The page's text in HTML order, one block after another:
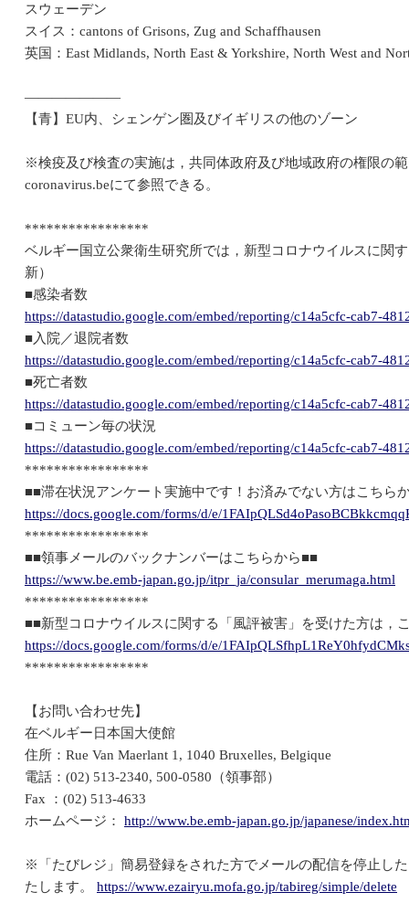
スウェーデン
スイス：cantons of Grisons, Zug and Schaffhausen
英国：East Midlands, North East & Yorkshire, North West and
―――――――
【青】EU内、シェンゲン圏及びイギリスの他のゾーン
※検疫及び検査の実施は，共同体政府及び地域政府の権限の
coronavirus.beにて参照できる。
*****************
ベルギー国立公衆衛生研究所では，新型コロナウイルスに関
新）
■感染者数
https://datastudio.google.com/embed/reporting/c14a5cfc-cab7-
■入院／退院者数
https://datastudio.google.com/embed/reporting/c14a5cfc-cab7-
■死亡者数
https://datastudio.google.com/embed/reporting/c14a5cfc-cab7-
■コミューン毎の状況
https://datastudio.google.com/embed/reporting/c14a5cfc-cab7-
*****************
■■滞在状況アンケート実施中です！お済みでない方はこちら
https://docs.google.com/forms/d/e/
*****************
■■領事メールのバックナンバーはこちらから■■
https://www.be.emb-japan.go.jp/itpr_ja/consular_merumaga.html
*****************
■■新型コロナウイルスに関する「風評被害」を受けた方は，
https://docs.google.com/forms/d/e/
*****************
【お問い合わせ先】
在ベルギー日本国大使館
住所：Rue Van Maerlant 1, 1040 Bruxelles, Belgique
電話：(02) 513-2340, 500-0580（領事部）
Fax ：(02) 513-4633
ホームページ： http://www.be.emb-japan.go.jp/japanese/
※「たびレジ」簡易登録をされた方でメールの配信を停止し
たします。 https://www.ezairyu.mofa.go.jp/tabireg/simple/delete